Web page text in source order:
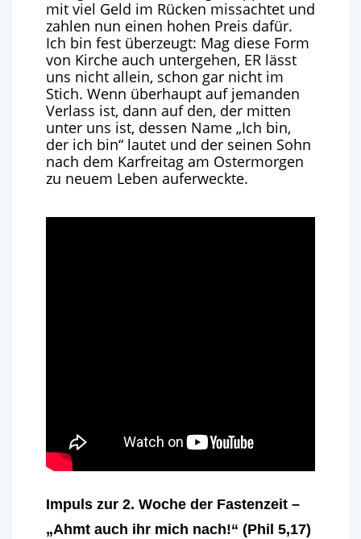
mit viel Geld im Rücken miss­ach­tet und
zah­len nun einen hohen Preis dafür.
Ich bin fest über­zeugt: Mag die­se Form
von Kir­che auch unter­ge­hen, ER lässt
uns nicht allein, schon gar nicht im
Stich. Wenn über­haupt auf jeman­den
Ver­lass ist, dann auf den, der mit­ten
unter uns ist, des­sen Name ​ „Ich bin,
der ich bin“ lau­tet und der sei­nen Sohn
nach dem Kar­frei­tag am Oster­mor­gen
zu neu­em Leben auferweckte.
Impuls zur 2. Woche der Fastenzeit –
„Ahmt auch ihr mich nach!“ (Phil 5,17)